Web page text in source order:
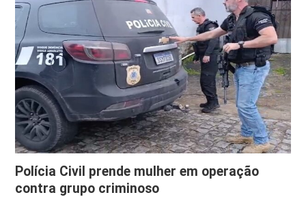
Polícia Civil prende mulher em operação
contra grupo criminoso